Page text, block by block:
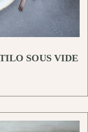
SOUS VIDE